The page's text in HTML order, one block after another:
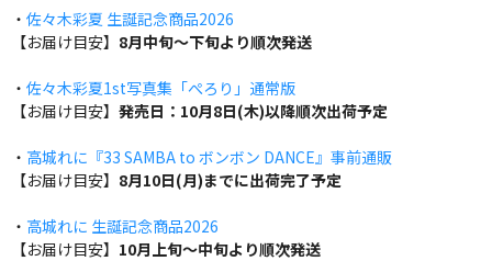
・ 佐々木彩夏 生誕記念商品2026
【お届け目安】 8月中旬～下旬より順次発送
・ 佐々木彩夏1st写真集「ぺろり」通常版
【お届け目安】 発売日：10月8日(木)以降順次出荷予定
・ 高城れに『33 SAMBA to ボンボン DANCE』事前通販
【お届け目安】 8月10日(月)までに出荷完了予定
・ 高城れに 生誕記念商品2026
【お届け目安】 10月上旬～中旬より順次発送